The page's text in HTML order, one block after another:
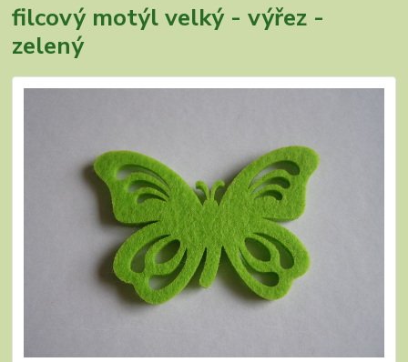
filcový motýl velký - výřez -
zelený